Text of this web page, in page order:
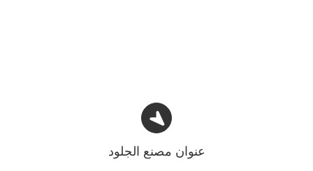
عنوان مصنع الجلود